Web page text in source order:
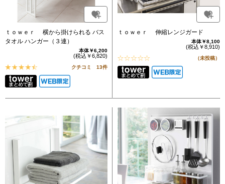
ｔｏｗｅｒ 横から掛けられる バス
タオル ハンガー（３連）
本体￥6,200
(税込￥6,820)
クチコミ 13件
ｔｏｗｅｒ 伸縮レンジガード
本体￥8,100
(税込￥8,910)
（未投稿）